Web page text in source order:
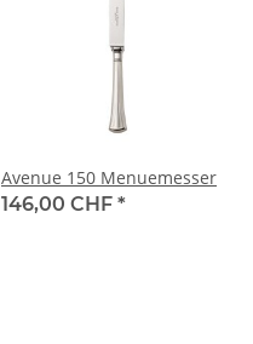
Avenue 150 Menuemesser
146,00 CHF *